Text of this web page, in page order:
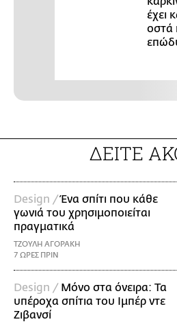
έχει
οστά
ΔΕΙΤΕ
Design /Ένα σπίτι που κάθε
γωνιά του χρησιμοποιείται
πραγματικά
ΤΖΟΥΛΗ ΑΓΟΡΑΚΗ
7 ΩΡΕΣ ΠΡΙΝ
Design / Μόνο στα όνειρα: Τα
υπέροχα σπίτια του Ιμπέρ ντε
Ζιβανσί